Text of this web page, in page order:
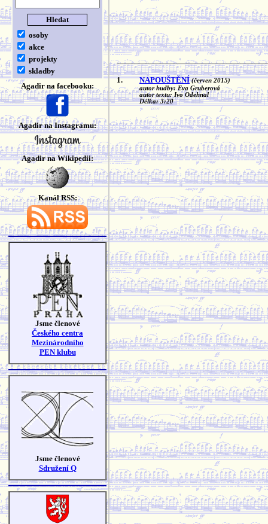
osoby
akce
projekty
skladby
Agadir na facebooku:
Agadir na Instagramu:
Agadir na Wikipedii:
Kanál RSS:
Jsme členové
Českého centra
Mezinárodního
PEN klubu
Jsme členové
Sdružení Q
1. NAPOUŠTĚNÍ (červen 2015)
autor hudby: Eva Gruberová
autor textu: Ivo Odehnal
Délka: 3:20